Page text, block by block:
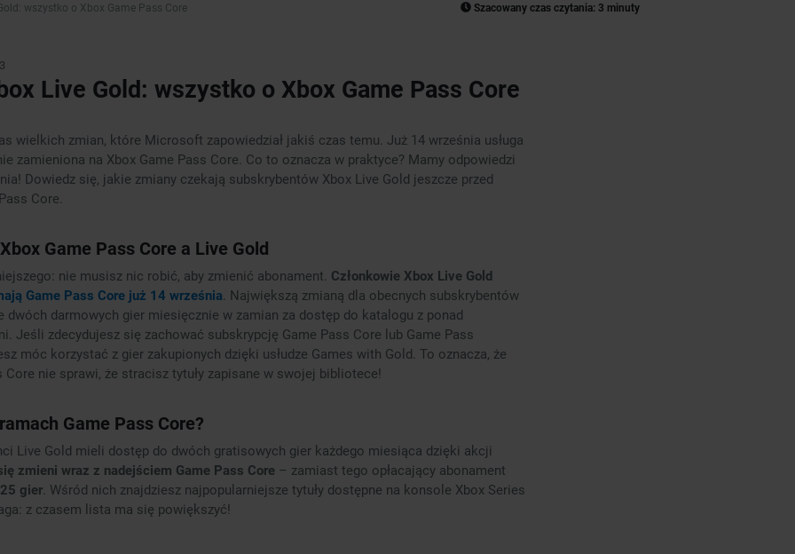
wszystko o Xbox Game Pass Core Szacowany czas czytania: 3 minuty
Live Gold: wszystko o Xbox Game Pass Core
wielkich zmian, które Microsoft zapowiedział jakiś czas temu. Już 14 września usługa
zamieniona na Xbox Game Pass Core. Co to oznacza w praktyce? Mamy odpowiedzi
Dowiedz się, jakie zmiany czekają subskrybentów Xbox Live Gold jeszcze przed
Core.
Game Pass Core a Live Gold
nie musisz nic robić, aby zmienić abonament. Członkowie Xbox Live Gold
Game Pass Core już 14 września. Największą zmianą dla obecnych subskrybentów
dwóch darmowych gier miesięcznie w zamian za dostęp do katalogu z ponad
Jeśli zdecydujesz się zachować subskrypcję Game Pass Core lub Game Pass
móc korzystać z gier zakupionych dzięki usłudze Games with Gold. To oznacza, że
Core nie sprawi, że stracisz tytuły zapisane w swojej bibliotece!
Game Pass Core?
Live Gold mieli dostęp do dwóch gratisowych gier każdego miesiąca dzięki akcji
zmieni wraz z nadejściem Game Pass Core– zamiast tego opłacający abonament
gier. Wśród nich znajdziesz najpopularniejsze tytuły dostępne na konsole Xbox Series
z czasem lista ma się powiększyć!